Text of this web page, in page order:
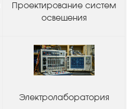
Проектирование систем
освещения
Электролаборатория